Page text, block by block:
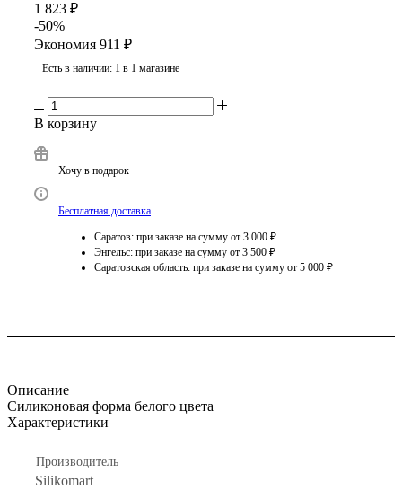
1 823 ₽
-50%
Экономия 911 ₽
Есть в наличии: 1 в 1 магазине
В корзину
Хочу в подарок
Бесплатная доставка
Саратов: при заказе на сумму от 3 000 ₽
Энгельс: при заказе на сумму от 3 500 ₽
Саратовская область: при заказе на сумму от 5 000 ₽
Описание
Силиконовая форма белого цвета
Характеристики
Производитель
Silikomart